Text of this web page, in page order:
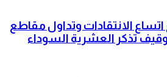
الانتقادات وتداول مقاطع
تذكر العشرية السوداء